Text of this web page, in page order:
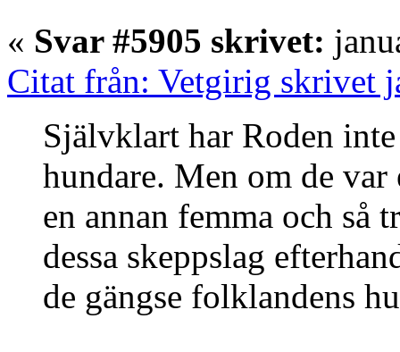
« Svar #5905 skrivet:
Citat från: Vetgirig skrivet
Självklart har Roden
hundare. Men om de
en annan femma och
dessa skeppslag
de gängse folklandens